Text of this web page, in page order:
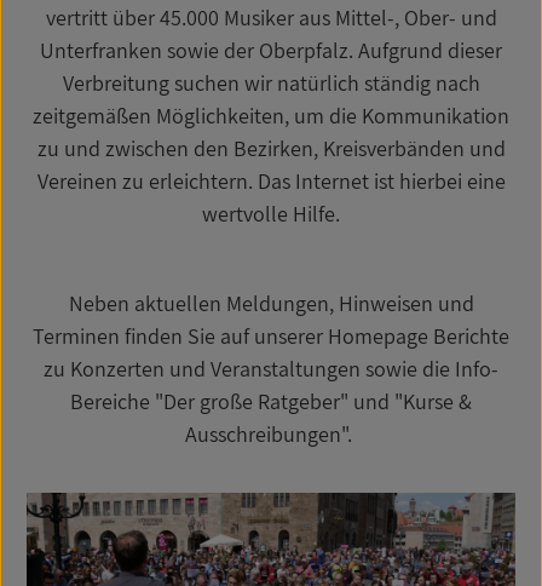
vertritt über 45.000 Musiker aus Mittel-, Ober- und
Unterfranken sowie der Oberpfalz. Aufgrund dieser
Verbreitung suchen wir natürlich ständig nach
zeitgemäßen Möglichkeiten, um die Kommunikation
zu und zwischen den Bezirken, Kreisverbänden und
Vereinen zu erleichtern. Das Internet ist hierbei eine
wertvolle Hilfe.
Neben aktuellen Meldungen, Hinweisen und
Terminen finden Sie auf unserer Homepage Berichte
zu Konzerten und Veranstaltungen sowie die Info-
Bereiche "Der große Ratgeber" und "Kurse &
Ausschreibungen".